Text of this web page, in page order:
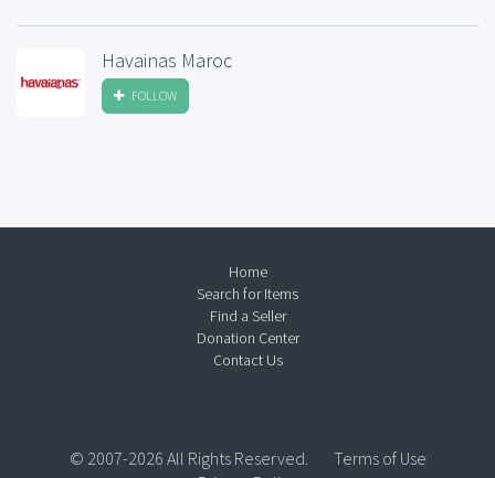
Havainas Maroc
FOLLOW
Home
Search for Items
Find a Seller
Donation Center
Contact Us
© 2007-2026 All Rights Reserved.
Terms of Use